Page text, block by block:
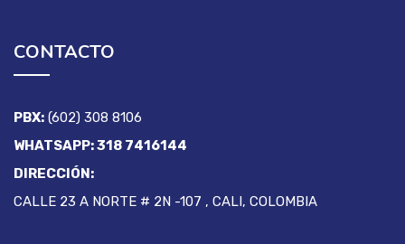
CONTACTO
PBX: (602) 308 8106
WHATSAPP: 318 7416144
DIRECCIÓN:
CALLE 23 A NORTE # 2N -107 , CALI, COLOMBIA